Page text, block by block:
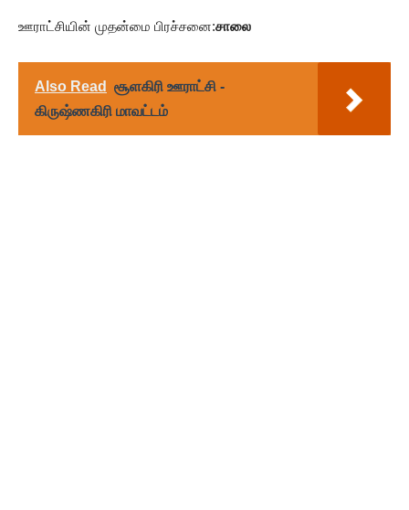
ஊராட்சியின் முதன்மை பிரச்சனை:சாலை
Also Read
சூளகிரி ஊராட்சி -
கிருஷ்ணகிரி மாவட்டம்